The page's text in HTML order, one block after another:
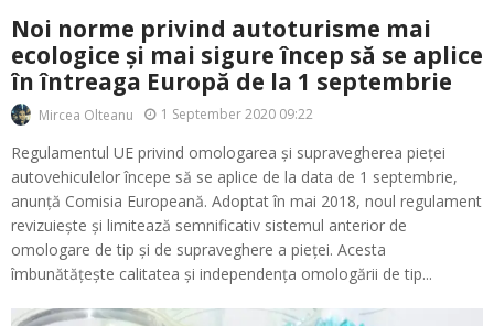
Noi norme privind autoturisme mai
ecologice și mai sigure încep să se aplice
în întreaga Europă de la 1 septembrie
Mircea Olteanu 1 September 2020 09:22
Regulamentul UE privind omologarea și supravegherea pieței
autovehiculelor începe să se aplice de la data de 1 septembrie,
anunță Comisia Europeană. Adoptat în mai 2018, noul regulament
revizuiește și limitează semnificativ sistemul anterior de
omologare de tip și de supraveghere a pieței. Acesta
îmbunătățește calitatea și independența omologării de tip...